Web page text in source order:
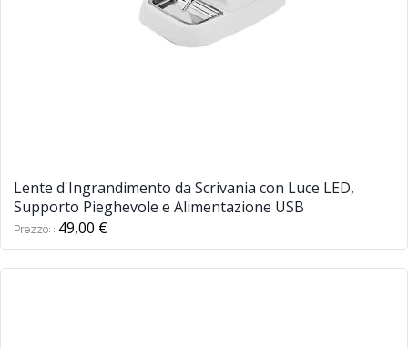
Lente d'Ingrandimento da Scrivania con Luce LED,
Supporto Pieghevole e Alimentazione USB
Prezzo: 49,00 €